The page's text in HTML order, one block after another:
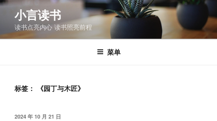
跳
容
小言读书
读书点亮内心 读书照亮前程
菜单
标签： 《园丁与木匠》
发
2024 年 10 月 21 日